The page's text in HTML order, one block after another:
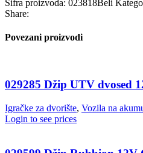
Šifra proizvoda: 023818Beli
Share:
Povezani proizvodi
029285 Džip UTV dvosed
Igračke za dvorište, Vozila na
Login to see prices